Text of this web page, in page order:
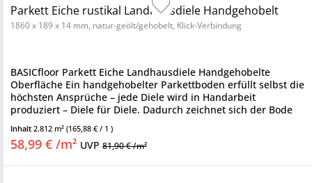
Parkett Eiche rustikal Landhausdiele Handgehobelt
1860 x 189 x 14 mm, natur-geölt/gehobelt, Klick-Verbindung
BASICfloor Parkett Eiche Landhausdiele Handgehobelte
Oberfläche Ein handgehobelter Parkettboden erfüllt selbst die
höchsten Ansprüche – jede Diele wird in Handarbeit
produziert – Diele für Diele. Dadurch zeichnet sich der Bode
durch eine...
Inhalt 2.812 m² (165,88 € / 1 )
58,99 € /m² UVP 81,90 € /m²